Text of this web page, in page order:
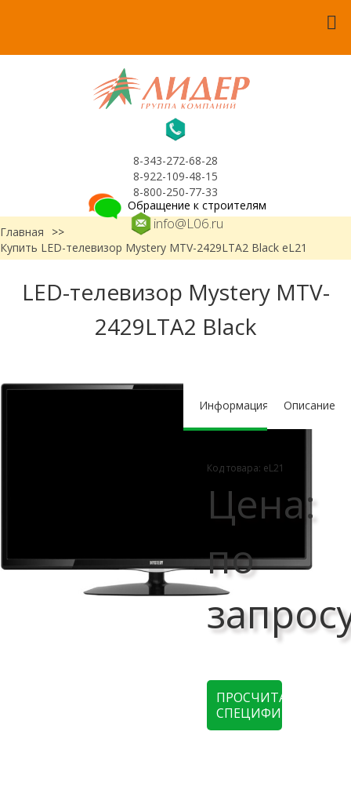
8-343-272-68-28
8-922-109-48-15
8-800-250-77-33
info@L06.ru
Обращение к строителям
Главная
>>
Купить LED-телевизор Mystery MTV-2429LTA2 Black еL21
LED-телевизор Mystery MTV-
2429LTA2 Black
Информация Описание
Код товара: еL21
Цена:
по
ПРОСЧИТАТЬ
СПЕЦИФИКАЦИЮ